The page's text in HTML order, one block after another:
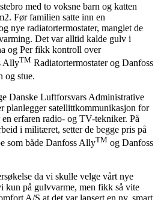
med to voksne barn og katten
Før familien satte inn en
nye radiatortermostater, manglet de
Det var alltid kalde gulv i
og Per fikk kontroll over
AllyTM Radiatortermostater og Danfoss
og stue.
Danske Luftforsvars Administrative
planlegger satellittkommunikasjon for
erfaren radio- og TV-tekniker. På
i militæret, setter de begge pris på
som både Danfoss AllyTM og Danfoss
da vi skulle velge vårt nye
kun på gulvvarme, men fikk så vite